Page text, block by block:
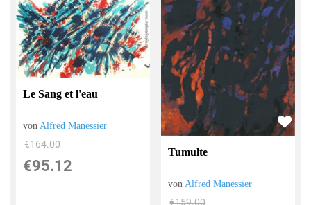
Le Sang et l'eau
vonAlfred Manessier
€164.00
€95.12
Tumulte
von Alfred Manessier
€159.00